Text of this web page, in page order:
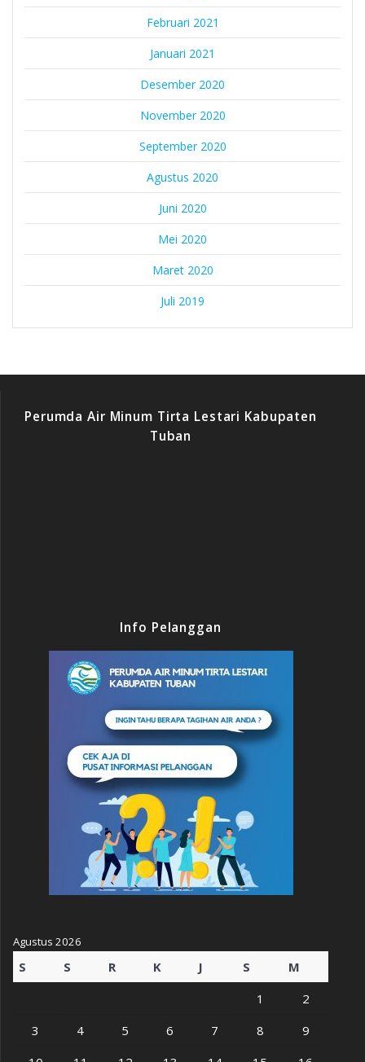
Februari 2021
Januari 2021
Desember 2020
November 2020
September 2020
Agustus 2020
Juni 2020
Mei 2020
Maret 2020
Juli 2019
Perumda Air Minum Tirta Lestari Kabupaten
Tuban
Info Pelanggan
Agustus 2026
S S R K J S
M
1
2
3
4 5 6 7 8
9